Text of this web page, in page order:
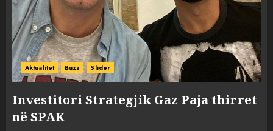
Aktualitet Buzz Slider
Investitori Strategjik Gaz Paja thirret
në SPAK